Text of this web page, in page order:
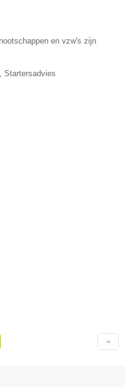
en vzw's zijn
Startersadvies